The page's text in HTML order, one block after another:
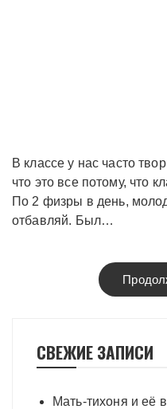
В классе у нас часто творился «хаос». Я всегда знал,
что это все потому, что
По 2 физры в день,
отбавляй. Был…
СВЕЖИЕ ЗАПИСИ
Мать-тихоня и её